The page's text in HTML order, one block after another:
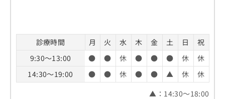
診療時間 月 火 水 木 金 土 日
祝
9:30～13:00
● ● 休 ● ● ● 休
休
14:30～19:00
● ● 休 ● ● ▲ 休
休
▲：14:30～18:00